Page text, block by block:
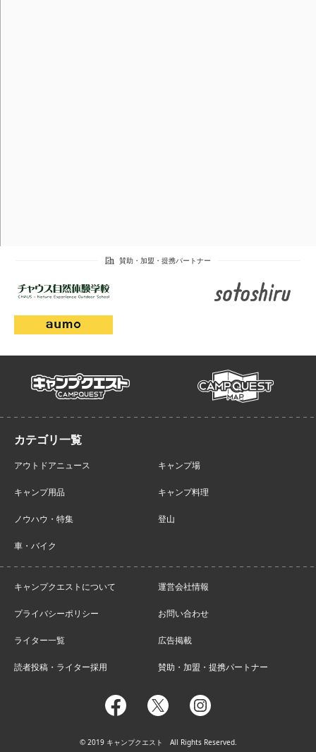
campquest campmap
アウトドアニュース キャンプ場
キャンプ用品 キャンプ料理
ノウハウ・特集 登山
車・バイク
キャンプクエストについて 運営会社情報
プライバシーポリシー お問い合わせ
ライター一覧 広告掲載
読者投稿・ライター採用 賛助・加盟・提携パートナー
facebooktwitter instagram
© 2019 キャンプクエスト All Rights Reserved.